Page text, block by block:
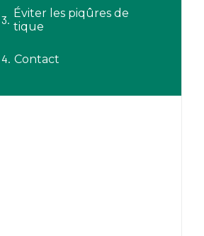
Éviter les piqûres de
tique
Contact